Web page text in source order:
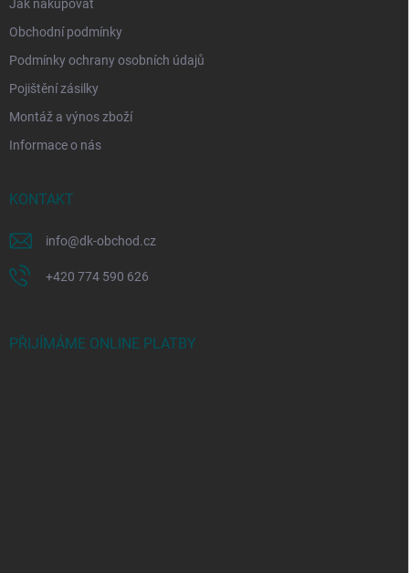
Jak nakupovat
Obchodní podmínky
Podmínky ochrany osobních údajů
Pojištění zásilky
Montáž a výnos zboží
Informace o nás
KONTAKT
info@dk-obchod.cz
+420 774 590 626
PŘIJÍMÁME ONLINE PLATBY